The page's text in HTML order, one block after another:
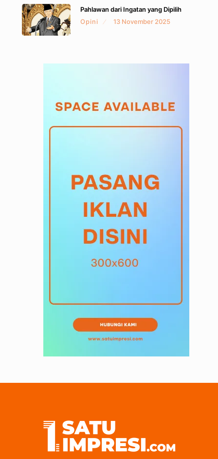
Pahlawan dari Ingatan yang Dipilih
Opini
13 November 2025